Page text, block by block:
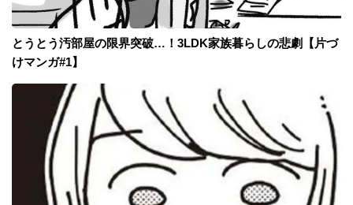
とうとう汚部屋の限界突破…！3LDK家族暮らしの悲劇【片づ
けマンガ#1】